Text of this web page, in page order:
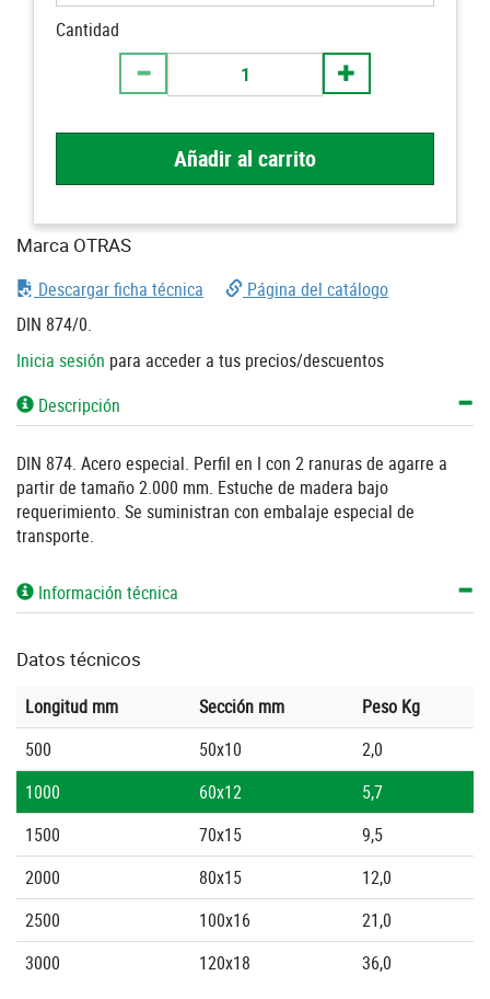
Cantidad
Añadir al carrito
Marca OTRAS
Descargar ficha técnica
Página del catálogo
DIN 874/0.
Inicia sesión para acceder a tus precios/descuentos
Descripción
DIN 874. Acero especial. Perfil en I con 2 ranuras de agarre a
partir de tamaño 2.000 mm. Estuche de madera bajo
requerimiento. Se suministran con embalaje especial de
transporte.
Información técnica
Datos técnicos
Longitud mm Sección mm
Peso Kg
500
50x10
2,0
1000
60x12
5,7
1500
70x15
9,5
2000
80x15
12,0
2500
100x16
21,0
3000
120x18 36,0